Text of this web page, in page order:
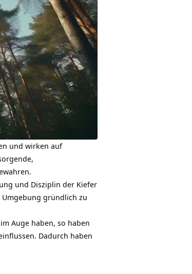
und wirken auf
und Disziplin der Kiefer
gründlich zu
im Auge haben, so haben
Dadurch haben